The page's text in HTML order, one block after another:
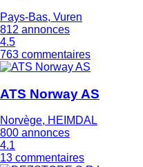
Pays-Bas, Vuren
812 annonces
4.5
763 commentaires
ATS Norway AS
Norvège, HEIMDAL
800 annonces
4.1
13 commentaires